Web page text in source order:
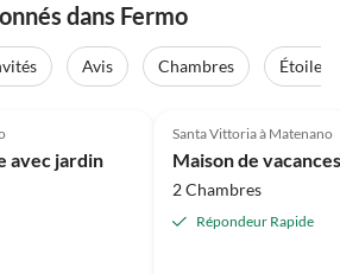
dans Fermo
Avis Chambres
Étoiles
avec jardin
Santa Vittoria à Matenano
2 Chambres
Répondeur Rapide